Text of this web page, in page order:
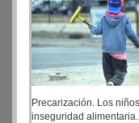
Precarización. Los
inseguridad